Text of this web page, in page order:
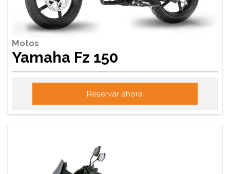
Motos
Yamaha Fz 150
Reservar ahora